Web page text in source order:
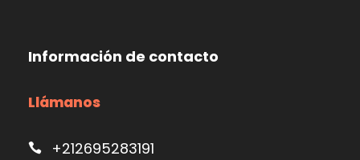
Información de contacto
Llámanos
+212695283191